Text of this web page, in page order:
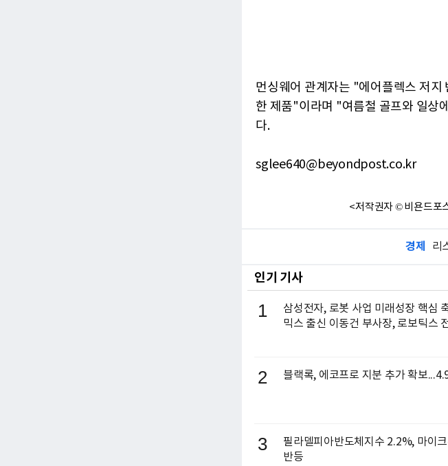
먼싱웨어 관계자는 "에어플렉스 저지
한 제품"이라며 "여름철 골프와 일상
다.
sglee640@beyondpost.co.kr
<저작권자 © 비욘드포
경제 리
인기 기사
1
삼성전자, 로봇 사업 미래성장 핵심
믹스 출신 이동건 부사장, 로보틱스
2 블랙록, 에코프로 지분 추가 확보
3
필라델피아반도체지수 2.2%, 마이
반등